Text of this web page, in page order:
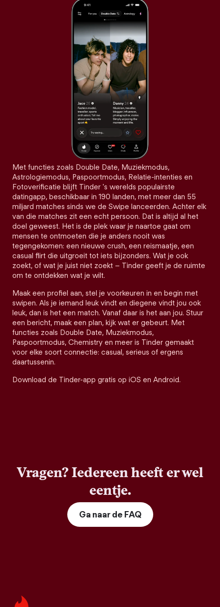
Met functies zoals Double Date, Muziekmodus,
Astrologiemodus, Paspoortmodus, Relatie-intenties en
Fotoverificatie blijft Tinder 's werelds populairste
datingapp, beschikbaar in 190 landen, met meer dan 55
miljard matches sinds we de Swipe lanceerden. Achter elk
van die matches zit een echt persoon. Dat is altijd al het
doel geweest. Het is de plek waar je naartoe gaat om
mensen te ontmoeten die je anders nooit was
tegengekomen: een nieuwe crush, een reismaatje, een
casual flirt die uitgroeit tot iets bijzonders. Wat je ook
zoekt, of wat je juist niet zoekt – Tinder geeft je de ruimte
om te ontdekken wat je wilt.
Maak een profiel aan, stel je voorkeuren in en begin met
swipen. Als je iemand leuk vindt en diegene vindt jou ook
leuk, dan is het een match. Vanaf daar is het aan jou. Stuur
een bericht, maak een plan, kijk wat er gebeurt. Met
functies zoals Double Date, Muziekmodus,
Paspoortmodus, Chemistry en meer is Tinder gemaakt
voor elke soort connectie: casual, serieus of ergens
daartussenin.
Download de Tinder-app gratis op iOS en Android.
Vragen? Iedereen heeft er wel
eentje.
Ga naar de FAQ